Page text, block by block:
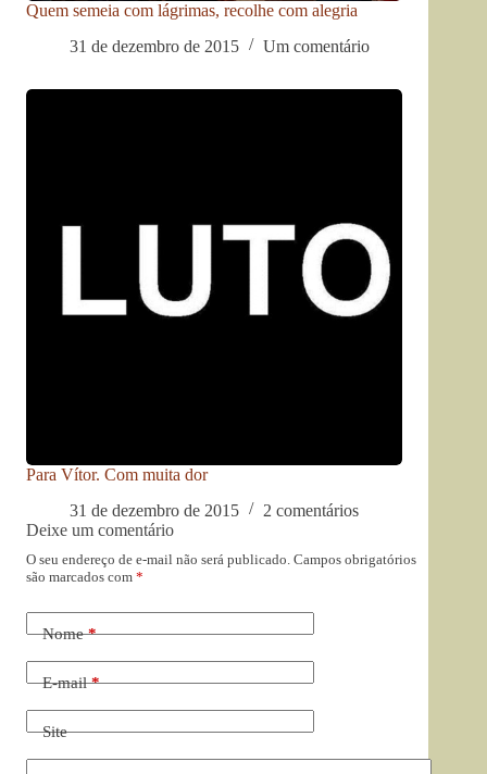
Quem semeia com lágrimas, recolhe com alegria
31 de dezembro de 2015
Um comentário
Para Vítor. Com muita dor
31 de dezembro de 2015
2 comentários
Deixe um comentário
O seu endereço de e-mail não será publicado. Campos obrigatórios
são marcados com *
Nome*
E-mail*
Site